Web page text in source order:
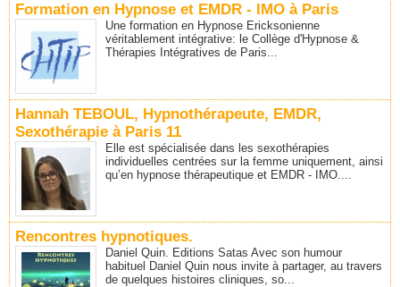
Formation en Hypnose et EMDR - IMO à Paris
Une formation en Hypnose Ericksonienne
véritablement intégrative: le Collège d'Hypnose &
Thérapies Intégratives de Paris...
Hannah TEBOUL, Hypnothérapeute, EMDR,
Sexothérapie à Paris 11
Elle est spécialisée dans les sexothérapies
individuelles centrées sur la femme uniquement, ainsi
qu’en hypnose thérapeutique et EMDR - IMO....
Rencontres hypnotiques.
Daniel Quin. Editions Satas Avec son humour
habituel Daniel Quin nous invite à partager, au travers
de quelques histoires cliniques, so...